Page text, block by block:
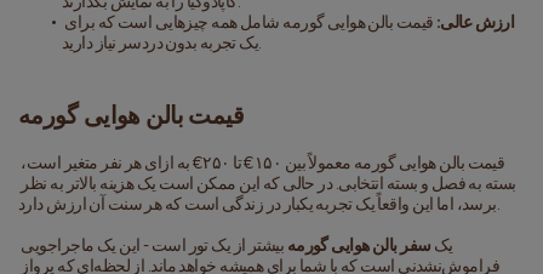
ارزش عالی:
یک تجربه بدون دردسر نیاز دارید.
قیمت بالن هوایی گورمه
برسد، اما این واقعاً یک تجربه یکبار در زندگی است که هر سنت آن ارزش دارد.
یک سفر بالن هوایی گورمه